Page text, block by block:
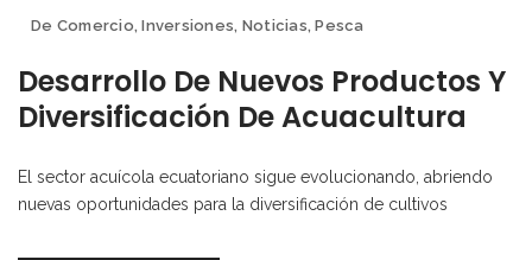
De Comercio,Inversiones, Noticias,Pesca
Desarrollo De Nuevos Productos Y
Diversificación De Acuacultura
El sector acuícola ecuatoriano sigue evolucionando, abriendo
nuevas oportunidades para la diversificación de cultivos